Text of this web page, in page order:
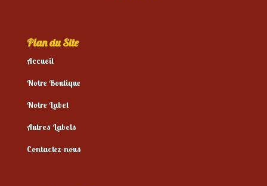
Plan du Site
Accueil
Notre Boutique
Notre Label
Autres Labels
Contactez-nous